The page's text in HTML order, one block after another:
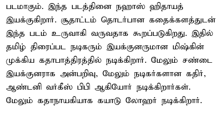
படமாகும். இந்த படத்தினை நஹாஸ் ஹிதாயத்
இயக்குகிறார். சூதாட்டம் தொடர்பான கதைக்களத்துடன்
இந்த படம் உருவாகி வருவதாக கூறப்படுகிறது. இதில்
தமிழ் திரைப்பட நடிகரும் இயக்குனருமான மிஷ்கின்
முக்கிய கதாபாத்திரத்தில் நடிக்கிறார். மேலும் சண்டை
இயக்குனராக அன்பறிவு, மேலும் நடிகர்களான கதிர்,
ஆண்டனி வர்கீஸ் பிபி ஆகியோர் நடிக்கிறார்கள்.
மேலும் கதாநாயகியாக கயாடு லோஹர் நடிக்கிறார்.